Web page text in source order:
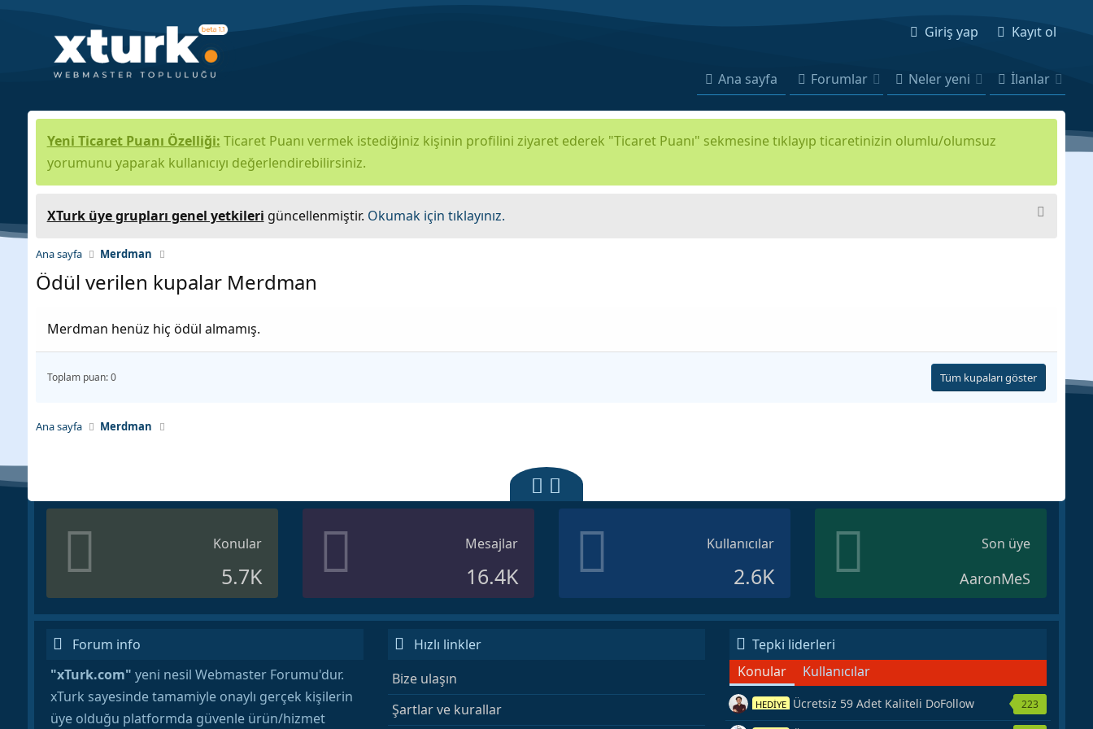
Giriş yap Kayıt ol
Ana sayfa Forumlar Neler yeni İlanlar
Yeni Ticaret Puanı Özelliği: Ticaret Puanı vermek istediğiniz kişinin profilini ziyaret ederek "Ticaret Puanı" sekmesine tıklayıp ticaretinizin olumlu/olumsuz
yorumunu yaparak kullanıcıyı değerlendirebilirsiniz.
XTurk üye grupları genel yetkileri güncellenmiştir. Okumak için tıklayınız.
Ana sayfa Merdman
Ödül verilen kupalar Merdman
Merdman henüz hiç ödül almamış.
Toplam puan: 0 Tüm kupaları göster
Ana sayfa Merdman
Konular
5.7K
Mesajlar
16.4K
Kullanıcılar
2.6K
Son üye
AaronMeS
Forum info
"xTurk.com" yeni nesil Webmaster Forumu'dur.
xTurk sayesinde tamamiyle onaylı gerçek kişilerin
üye olduğu platformda güvenle ürün/hizmet
Hızlı linkler
Bize ulaşın
Şartlar ve kurallar
Tepki liderleri
Konular
Kullanıcılar
HEDİYE Ücretsiz 59 Adet Kaliteli DoFollow
Backlink Kaynağı Veriyorum.
223